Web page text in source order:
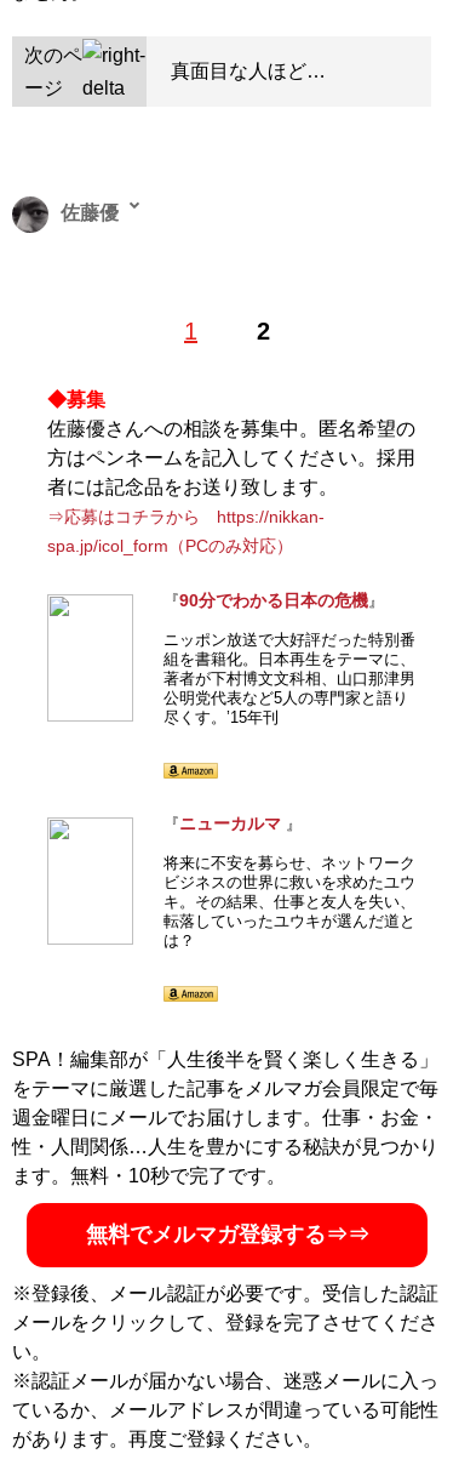
次のペ
ージ
真面目な人ほど…
1 2
佐藤優
了し、外務省入省。在英、在ロ大使館に勤務後、本省国
任容疑で逮捕。
『人生の極意』 など著書多数
◆募集◆
佐藤優さんへの相談を募集中。匿名希望の方はペンネー
ムを記入してください。採用者には記念品をお送り致し
ます。⇒応募はコチラから https://nikkan-
『 生き抜くための読書
術』
する書物とは？
◆募集
佐藤優さんへの相談を募集中。匿名希望の
方はペンネームを記入してください。採用
者には記念品をお送り致します。
⇒応募はコチラから https://nikkan-
spa.jp/icol_form（PCのみ対応）
『90分でわかる日本の危機』
ニッポン放送で大好評だった特別番
組を書籍化。日本再生をテーマに、
著者が下村博文文科相、山口那津男
公明党代表など5人の専門家と語り
尽くす。’15年刊
『ニューカルマ 』
将来に不安を募らせ、ネットワーク
ビジネスの世界に救いを求めたユウ
キ。その結果、仕事と友人を失い、
転落していったユウキが選んだ道と
は？
SPA！編集部が「人生後半を賢く楽しく生きる」
をテーマに厳選した記事をメルマガ会員限定で毎
週金曜日にメールでお届けします。仕事・お金・
性・人間関係…人生を豊かにする秘訣が見つかり
ます。無料・10秒で完了です。
無料でメルマガ登録する⇒⇒
※登録後、メール認証が必要です。受信した認証
メールをクリックして、登録を完了させてくださ
い。
※認証メールが届かない場合、迷惑メールに入っ
ているか、メールアドレスが間違っている可能性
があります。再度ご登録ください。